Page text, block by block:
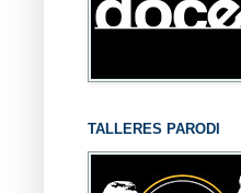
TALLERES PARODI